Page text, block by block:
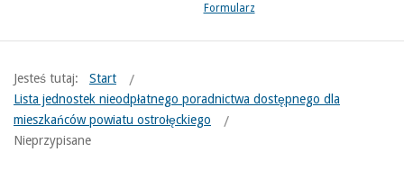
Formularz
Jesteś tutaj:
Start
Lista jednostek nieodpłatnego poradnictwa dostępnego dla
mieszkańców powiatu ostrołęckiego
Nieprzypisane